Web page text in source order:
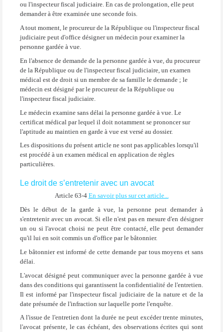
ou l'inspecteur fiscal judiciaire. En cas de prolongation, elle peut
demander à être examinée une seconde fois.
A tout moment, le procureur de la République ou l'inspecteur fiscal
judiciaire peut d'office désigner un médecin pour examiner la
personne gardée à vue.
En l'absence de demande de la personne gardée à vue, du procureur
de la République ou de l'inspecteur fiscal judiciaire, un examen
médical est de droit si un membre de sa famille le demande ; le
médecin est désigné par le procureur de la République ou
l'inspecteur fiscal judiciaire.
Le médecin examine sans délai la personne gardée à vue. Le
certificat médical par lequel il doit notamment se prononcer sur
l'aptitude au maintien en garde à vue est versé au dossier.
Les dispositions du présent article ne sont pas applicables lorsqu'il
est procédé à un examen médical en application de règles
particulières.
Le droit de s’entretenir avec un avocat
Article 63-4 En savoir plus sur cet article...
Dès le début de la garde à vue, la personne peut demander à
s'entretenir avec un avocat. Si elle n'est pas en mesure d'en désigner
un ou si l'avocat choisi ne peut être contacté, elle peut demander
qu'il lui en soit commis un d'office par le bâtonnier.
Le bâtonnier est informé de cette demande par tous moyens et sans
délai.
L'avocat désigné peut communiquer avec la personne gardée à vue
dans des conditions qui garantissent la confidentialité de l'entretien.
Il est informé par l'inspecteur fiscal judiciaire de la nature et de la
date présumée de l'infraction sur laquelle porte l'enquête.
A l'issue de l'entretien dont la durée ne peut excéder trente minutes,
l'avocat présente, le cas échéant, des observations écrites qui sont